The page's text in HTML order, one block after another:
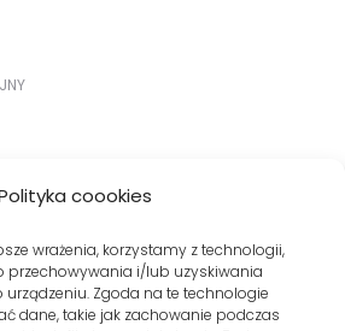
coookies
wrażenia, korzystamy z technologii,
przechowywania i/lub uzyskiwania
Zgoda na te technologie
dane, takie jak zachowanie podczas